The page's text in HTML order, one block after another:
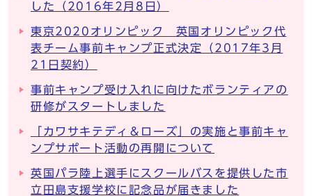
した（2016年2月8日）
東京2020オリンピック 英国オリンピック代
表チーム事前キャンプ正式決定（2017年3月
21日契約）
事前キャンプ受け入れに向けたボランティアの
研修がスタートしました
「カワサキテディ＆ローズ」の実施と事前キャ
ンプサポート活動の再開について
英国パラ陸上選手にスクールバスを提供した市
立田島支援学校に記念品が届きました